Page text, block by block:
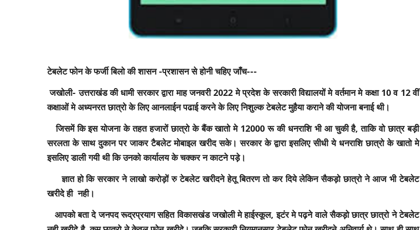
टेबलेट फोन के फर्जी बिलो की शासन -प्रशासन से होनी चहिए जाँच---
जखोली- उत्तराखंड की धामी सरकार द्वारा माह जनवरी 2022 मे प्रदेश के सरकारी विद्यालयों मे वर्तमान मे कक्षा 10 व 12 वीं
कक्षाओं मे अध्यनरत छात्रो के लिए आनलाईन पढाई करने के लिए निशुल्क टेबलेट मुहैया कराने की योजना बनाई थी।
जिसमें कि इस योजना के तहत हजारों छात्रो के बैंक खातो मे 12000 रू की धनराशि भी आ चुकी है, ताकि वो छात्र बड़ी
सरलता के साथ दुकान पर जाकर टैबलेट मोबाइल खरीद सके। सरकार के द्वारा इसलिए सीधी ये धनराशि छात्रो के खातो मे
इसलिए डाली गयी थी कि उनको कार्यालय के चक्कर न काटने पड़े।
ज्ञात हो कि सरकार ने लाखो करोड़ों रु टेबलेट खरीदने हेतू बितरण तो कर दिये लेकिन सैकड़ो छात्रो ने आज भी टेबलेट
खरीदे ही नही।
आपको बता दे जनपद रूद्रप्रयाग सहित विकासखंड जखोली मे हाईस्कूल, इटंर मे पढ़ने वाले सैकड़ो छात्र छात्रो ने टेबलेट